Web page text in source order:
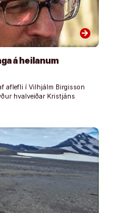
arrow_forward
á heilanum
aflefli í Vilhjálm Birgisson
hvalveiðar Kristjáns